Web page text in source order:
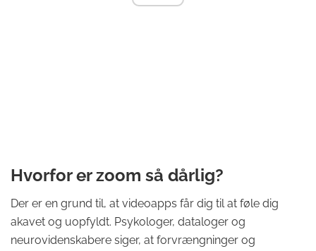
Hvorfor er zoom så dårlig?
Der er en grund til, at videoapps får dig til at føle dig
akavet og uopfyldt. Psykologer, dataloger og
neurovidenskabere siger, at forvrængninger og